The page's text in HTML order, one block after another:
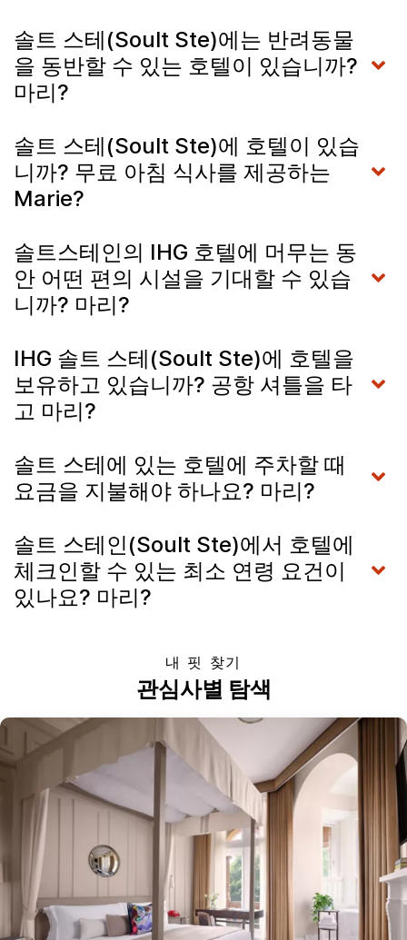
솔트 스테(Soult Ste)에는 반려동물
을 동반할 수 있는 호텔이 있습니까?
마리?
솔트 스테(Soult Ste)에 호텔이 있습
니까? 무료 아침 식사를 제공하는
Marie?
솔트스테인의 IHG 호텔에 머무는 동
안 어떤 편의 시설을 기대할 수 있습
니까? 마리?
IHG 솔트 스테(Soult Ste)에 호텔을
보유하고 있습니까? 공항 셔틀을 타
고 마리?
솔트 스테에 있는 호텔에 주차할 때
요금을 지불해야 하나요? 마리?
솔트 스테인(Soult Ste)에서 호텔에
체크인할 수 있는 최소 연령 요건이
있나요? 마리?
내 핏 찾기
관심사별 탐색